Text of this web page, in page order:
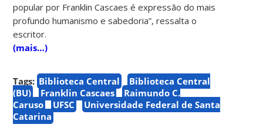
popular por Franklin Cascaes é expressão do mais
profundo humanismo e sabedoria”, ressalta o
escritor.
(mais…)
Tags: Biblioteca Central
Biblioteca Central
(BU)
Franklin Cascaes
Raimundo C.
Caruso
UFSC
Universidade Federal de Santa
Catarina